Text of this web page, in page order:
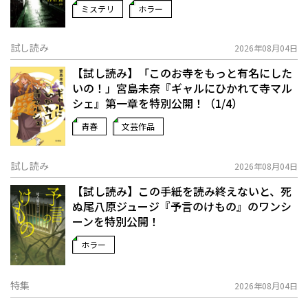
ミステリ ホラー
試し読み 2026年08月04日
【試し読み】「このお寺をもっと有名にした
いの！」宮島未奈『ギャルにひかれて寺マル
シェ』第一章を特別公開！（1/4）
青春 文芸作品
試し読み 2026年08月04日
【試し読み】この手紙を読み終えないと、死
ぬ――尾八原ジュージ『予言のけもの』のワンシ
ーンを特別公開！
ホラー
特集 2026年08月04日